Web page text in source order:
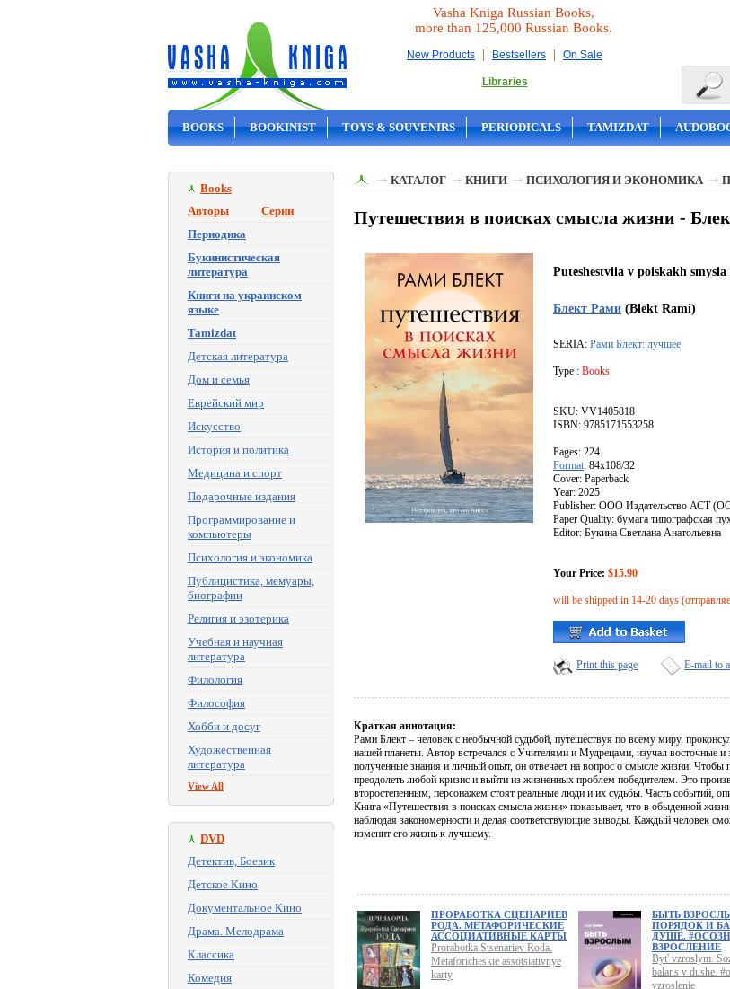
Vasha Kniga Russian Books,
more than 125,000 Russian Books.
New Products | Bestsellers | On Sale
Libraries
BOOKS BOOKINIST TOYS & SOUVENIRS PERIODICALS TAMIZDAT
Books
Авторы
Серии
Периодика
Букинистическая
литература
Книги на украинском
языке
Tamizdat
Детская литература
Дом и семья
Еврейский мир
Искусство
История и политика
Медицина и спорт
Подарочные издания
Программирование и
компьютеры
Психология и экономика
Публицистика, мемуары,
биографии
Религия и эзотерика
Учебная и научная
литература
Филология
Философия
Хобби и досуг
Художественная
литература
View All
DVD
Детектив, Боевик
Детское Кино
Документальное Кино
Драма. Мелодрама
Классика
Комедия
КАТАЛОГ КНИГИ ПСИХОЛОГИЯ И ЭКОНОМИКА
Путешествия в поисках смысла жизни -
Puteshestviia v poiskakh
Блект Рами (Blekt Rami)
SERIA: Рами Блект: лучшее
Type : Books
SKU: VV1405818
ISBN: 9785171553258
Pages: 224
Format: 84x108/32
Cover: Paperback
Year: 2025
Publisher: ООО Издательство АСТ
Paper Quality: бумага типографская
Editor: Букина Светлана Анатольевна
Your Price: $15.90
will be shipped in 14-20 days
Print this page E-mail to
Краткая аннотация:
Рами Блект – человек с необычной судьбой, путешествуя по всему миру,
нашей планеты. Автор встречался с Учителями и Мудрецами, изучал восточные и
полученные знания и личный опыт, он отвечает на вопрос о смысле жизни.
преодолеть любой кризис и выйти из жизненных проблем победителем. Это
второстепенным, персонажем стоят реальные люди и их судьбы. Часть событий,
Книга «Путешествия в поисках смысла жизни» показывает, что в обыденной
наблюдая закономерности и делая соответствующие выводы. Каждый человек
изменит его жизнь к лучшему.
ПРОРАБОТКА СЦЕНАРИЕВ
РОДА. МЕТАФОРИЧЕСКИЕ
АССОЦИАТИВНЫЕ КАРТЫ
Prorabotka Stsenariev Roda.
Metaforicheskie assotsiativnye
karty
БЫТЬ
ПОРЯДОК И
ДУШЕ.
ВЗРОСЛЕНИЕ
Byt' vzroslym.
balans v dushe.
vzroslenie